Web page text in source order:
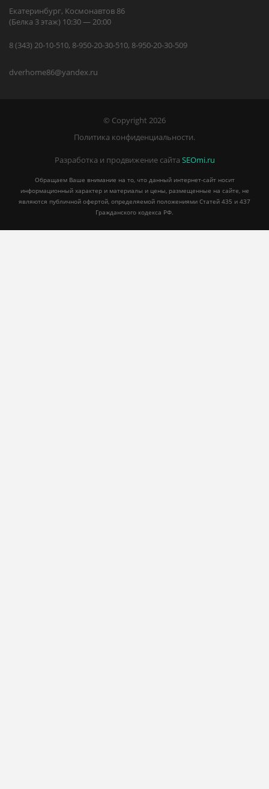
Екатеринбург, Космонавтов 86
(Белка 3 этаж) 10:30 — 20:00
8 (343) 20-10-510, 8-950-20-30-510, 8-950-20-30-509
dverhome86@yandex.ru
© Copyright 2026
Политика конфиденциальности.
Разработка и продвижение сайта SEOmi.ru
Обращаем Ваше внимание на то, что данный интернет-сайт носит
информационный характер и материалы и цены, размещенные на сайте, не
являются публичной офертой, определяемой положениями Статей 435 и 437
Гражданского кодекса РФ.